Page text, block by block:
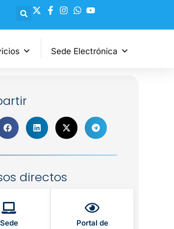
Sede Electrónica
directos
Sede
Portal de